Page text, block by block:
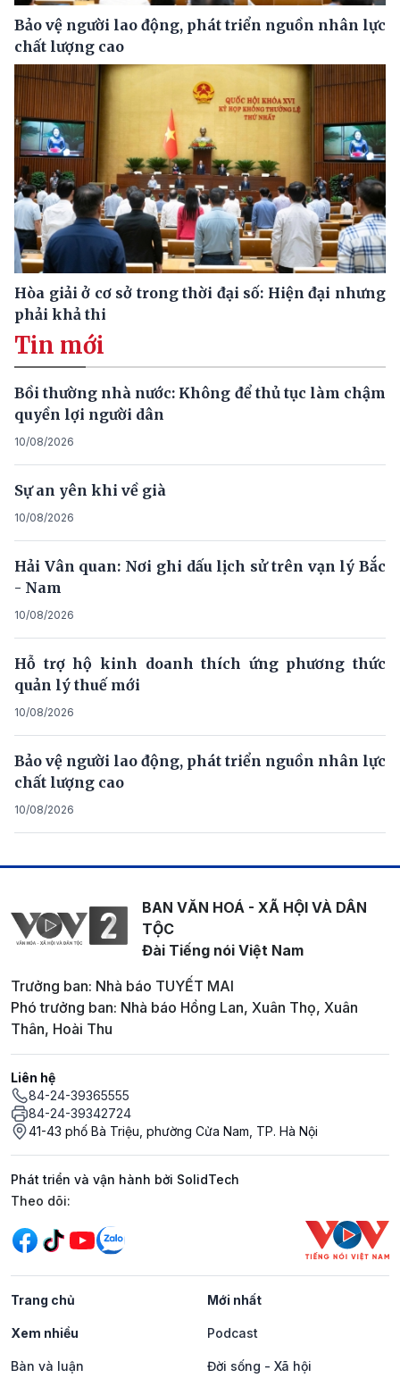
Bảo vệ người lao động, phát triển nguồn nhân lực
chất lượng cao
Hòa giải ở cơ sở trong thời đại số: Hiện đại nhưng
phải khả thi
Tin mới
Bồi thường nhà nước: Không để thủ tục làm chậm
quyền lợi người dân
10/08/2026
Sự an yên khi về già
10/08/2026
Hải Vân quan: Nơi ghi dấu lịch sử trên vạn lý Bắc
- Nam
10/08/2026
Hỗ trợ hộ kinh doanh thích ứng phương thức
quản lý thuế mới
10/08/2026
Bảo vệ người lao động, phát triển nguồn nhân lực
chất lượng cao
10/08/2026
BAN VĂN HOÁ - XÃ HỘI VÀ DÂN
TỘC
Đài Tiếng nói Việt Nam
Trưởng ban: Nhà báo TUYẾT MAI
Phó trưởng ban: Nhà báo Hồng Lan, Xuân Thọ, Xuân
Thân, Hoài Thu
Liên hệ
84-24-39365555
84-24-39342724
41-43 phố Bà Triệu, phường Cửa Nam, TP. Hà Nội
Phát triển và vận hành bởi SolidTech
Mạng xã hội
Theo dõi:
Trang chủ Mới nhất
Xem nhiều Podcast
Bàn và luận Đời sống - Xã hội